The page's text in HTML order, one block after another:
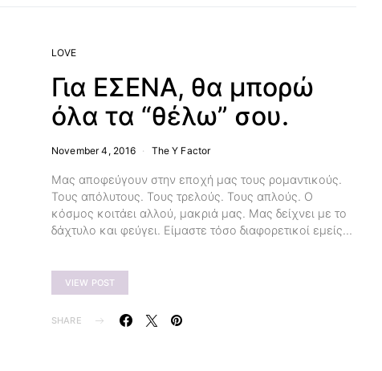
LOVE
Για ΕΣΕΝΑ, θα μπορώ
όλα τα “θέλω” σου.
November 4, 2016 The Y Factor
Μας αποφεύγουν στην εποχή μας τους ρομαντικούς.
Τους απόλυτους. Τους τρελούς. Τους απλούς. Ο
κόσμος κοιτάει αλλού, μακριά μας. Μας δείχνει με το
δάχτυλο και φεύγει. Είμαστε τόσο διαφορετικοί εμείς…
VIEW POST
SHARE